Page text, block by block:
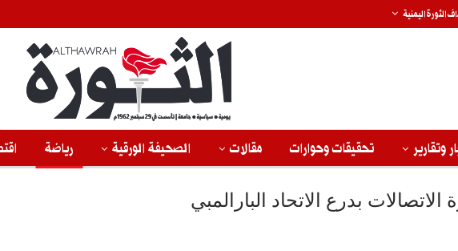
الثورة اليمنية
وتقارير تحقيقات وحوارات مقالات الصحيفة الورقية رياضة
الاتصالات بدرع الاتحاد البارالمبي